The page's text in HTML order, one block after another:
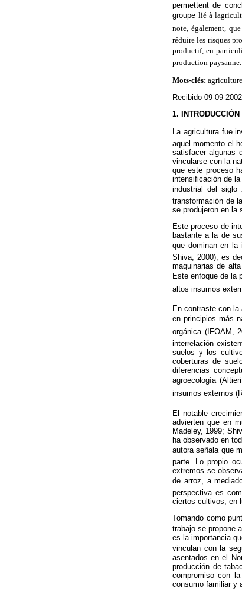
permettent de
groupelié à
note, également,
réduire les risques
productif, en
production paysanne.
Mots-clés:
Recibido 09-09-
1. INTRODUCCIÓN
La agricultura fue
aquel momento el
satisfacer algunas
vincularse con la
que este proceso
intensificación de
industrial del siglo
transformación de
se produjeron en la
Este proceso de
bastante a la de
que dominan en la
Shiva, 2000), es
maquinarias de
Este enfoque de la
altos insumos
En contraste con
en principios más
orgánica
interrelación
suelos y los
coberturas de
diferencias
agroecología
insumos externos
El notable
advierten que en
Madeley, 1999;
ha observado en
autora señala que
parte. Lo propio
extremos se
de arroz, a
perspectiva es
ciertos cultivos, en
Tomando como
trabajo se propone
es la importancia
vinculan con la
asentados en el
producción de
compromiso con
consumo familiar y